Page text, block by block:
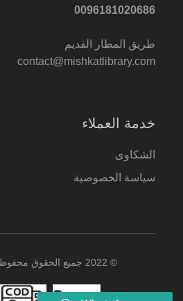
0096181020686
طريق المطار القديم
contact@mishkatlibrary.com
خدمة العملاء
الشكاوى
سياسة الخصوصية
© 2022 جميع الحقوق محفوظة لموقع مشكاة